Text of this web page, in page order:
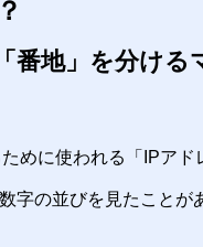
番地」を分ける
めに使われる「IPアド
字の並びを見たことが